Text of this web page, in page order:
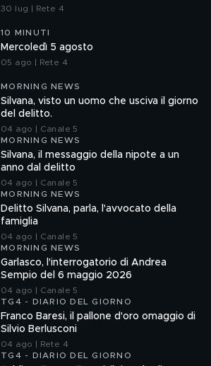
30 lug | Rete 4
10 MINUTI
Mercoledì 5 agosto
05 ago | Rete 4
MORNING NEWS
Silvana, visto un uomo che usciva il giorno
del delitto.
04 ago | Canale 5
MORNING NEWS
Silvana, il messaggio della nipote a un
anno dal delitto
04 ago | Canale 5
MORNING NEWS
Delitto Silvana, parla, l'avvocato della
famiglia
04 ago | Canale 5
MORNING NEWS
Garlasco, l'interrogatorio di Andrea
Sempio del 6 maggio 2026
04 ago | Canale 5
TG4 - DIARIO DEL GIORNO
Franco Baresi, il pallone d'oro omaggio di
Silvio Berlusconi
04 ago | Rete 4
TG4 - DIARIO DEL GIORNO